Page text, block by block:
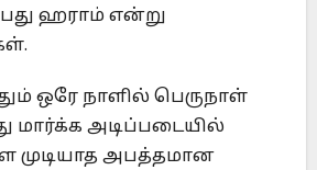
ஹராம் என்று
ஒரே நாளில் பெருநாள்
மார்க்க அடிப்படையில்
முடியாத அபத்தமான